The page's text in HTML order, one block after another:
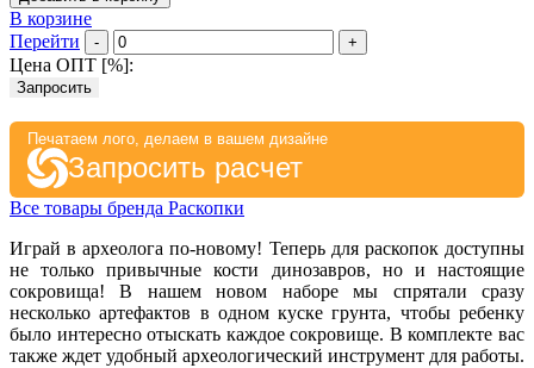
В корзине
Перейти
- +
Цена ОПТ [%]:
Запросить
Печатаем лого, делаем в вашем дизайне
Запросить расчет
Все товары бренда Раскопки
Играй в археолога по-новому! Теперь для раскопок доступны
не только привычные кости динозавров, но и настоящие
сокровища! В нашем новом наборе мы спрятали сразу
несколько артефактов в одном куске грунта, чтобы ребенку
было интересно отыскать каждое сокровище. В комплекте вас
также ждет удобный археологический инструмент для работы.